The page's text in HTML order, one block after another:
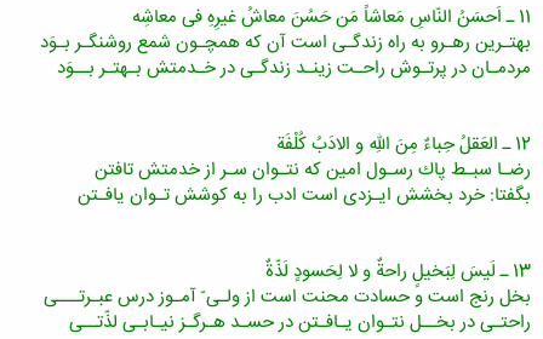
11 ـ اَحسَنُ النّاسِ مَعاشاً مَن حَسُنَ معاشُ غیرِهِ فى معاشِه
بهتـرین رهـرو به راه زندگـى است آن كه همچـون شمع روشنگـر بـوَد
مردمـان در پرتـوش راحـت زینـد زندگـى در خـدمتش بـهتـر بــوَد
12 ـ العَقلُ حِباءٌ مِنَ اللهِ و الادَبُ كُلْفَة
رضـا سبـط پاك رسـول امین كه نتـوان سـر از خدمتش تافتن
بگفتا: خرد بخشش ایـزدى است ادب را به كوشش تـوان یافـتن
13 ـ لَیسَ لِبَخیلٍ راحةٌ و لا لِحَسودٍ لَذّةٌ
بخل رنج است و حسادت محنت است از ولـى ّ آمـوز درس عبـرتـــى
راحتـى در بخــل نتـوان یـافـتن در حسـد هـرگـز نیـابـى لذّتــى